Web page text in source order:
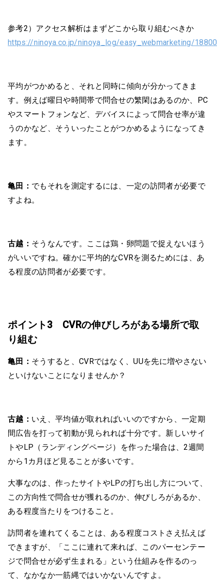
参考2）アクセス解析はまずどこから取り組むべきか
https://ninoya.co.jp/ninoya_log/easy_webmarketing/18800
平均がつかめると、それと同時に傾向が分かってきま
す。例えば曜日や時間帯で問合せの繁閑はあるのか、PC
やスマートフォンなど、デバイスによって問合せ率が違
うのかなど、そういったことがつかめるようになってき
ます。
亀田： でもそれを測定するには、一定の訪問者が必要で
すよね。
古越： そうなんです。ここは鶏・卵問題で捉えないほう
がいいですね。確かに平均的なCVRを測るためには、あ
る程度の訪問者が必要です。
ポイント3 CVRの伸びしろがある場所で取
り組む
亀田： そうすると、CVRではなく、UUを先に増やさない
といけないことになりませんか？
古越： いえ、平均値が取れればいいのですから、一定期
間広告を打って初動が見られれば十分です。新しいサイ
トやLP（ランディングページ）を作った場合は、2週間
から1カ月ほど見ることが多いです。
大事なのは、作ったサイトやLPの打ち出し方について、
この方向性で問合せが獲れるのか、伸びしろがあるか、
ある程度当たりをつけること。
訪問者を連れてくることは、ある程度コストさえ払えば
できますが、「ここに連れて来れば、このパーセンテー
ジで問合せが必ず生まれる」という仕組みを作るのっ
て、なかなか一筋縄ではいかないんですよ。